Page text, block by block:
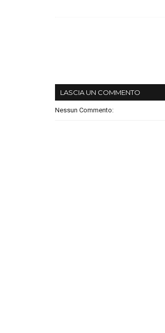
LASCIA UN COMMENTO
Nessun Commento: